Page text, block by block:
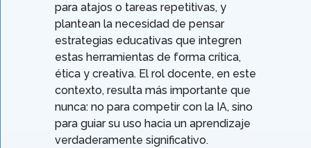
para atajos o tareas repetitivas, y
plantean la necesidad de pensar
estrategias educativas que integren
estas herramientas de forma crítica,
ética y creativa. El rol docente, en este
contexto, resulta más importante que
nunca: no para competir con la IA, sino
para guiar su uso hacia un aprendizaje
verdaderamente significativo.